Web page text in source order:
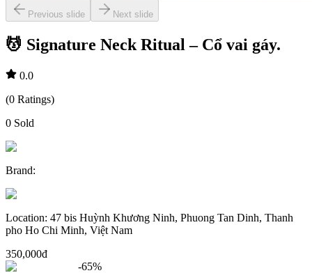
Previous slide Next slide
💆 Signature Neck Ritual – Cổ vai gáy.
0.0
(0 Ratings)
0 Sold
Brand:
Location: 47 bis Huỳnh Khương Ninh, Phuong Tan Dinh, Thanh
pho Ho Chi Minh, Việt Nam
350,000đ
-65%